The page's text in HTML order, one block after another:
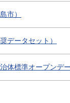
市）
データセット）
体標準オープンデー